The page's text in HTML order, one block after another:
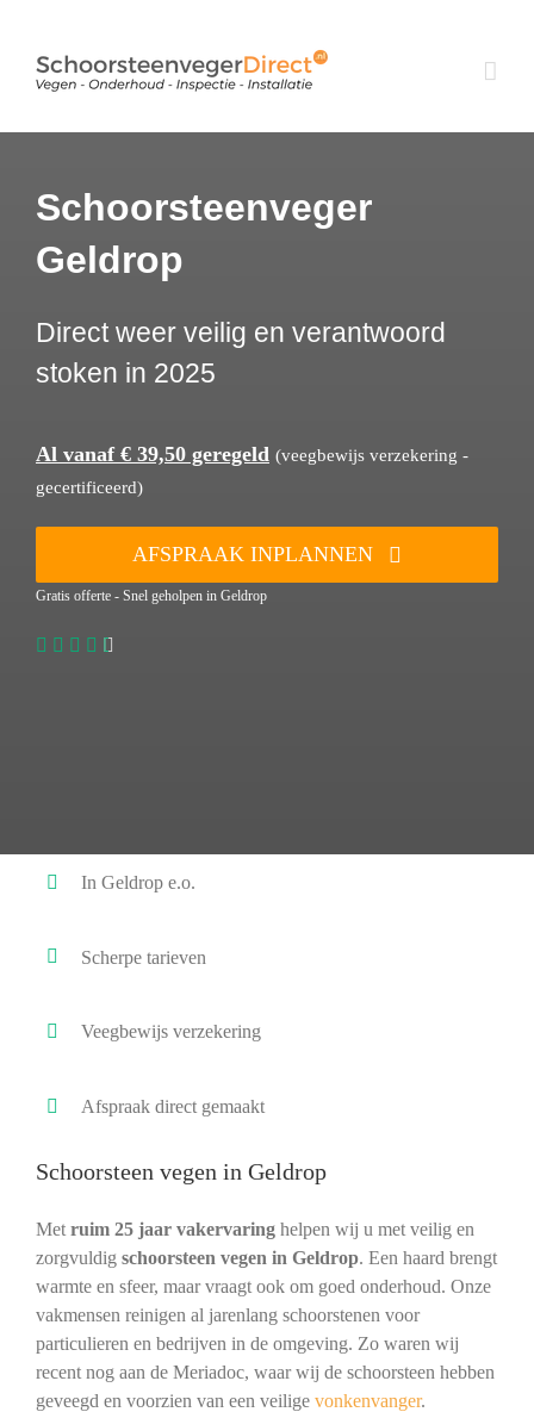
inhoud
Schoorsteenveger
Geldrop
Direct weer veilig en verantwoord
stoken in 2025
Al vanaf € 39,50 geregeld (veegbewijs verzekering -
gecertificeerd)
AFSPRAAK INPLANNEN
Gratis offerte - Snel geholpen in Geldrop
In Geldrop e.o.
Scherpe tarieven
Veegbewijs verzekering
Afspraak direct gemaakt
Schoorsteen vegen in Geldrop
Met ruim 25 jaar vakervaringhelpen wij u met veilig en
zorgvuldig schoorsteen vegen in Geldrop. Een haard brengt
warmte en sfeer, maar vraagt ook om goed onderhoud. Onze
vakmensen reinigen al jarenlang schoorstenen voor
particulieren en bedrijven in de omgeving. Zo waren wij
recent nog aan de Meriadoc, waar wij de schoorsteen hebben
geveegd en voorzien van een veilige vonkenvanger.